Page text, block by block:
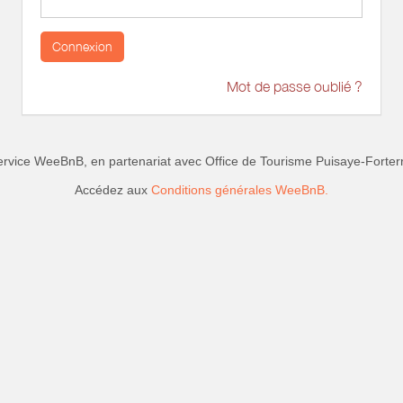
Connexion
Mot de passe oublié ?
WeeBnB, en partenariat avec Office de Tourisme Puisaye-
Accédez aux Conditions générales WeeBnB.